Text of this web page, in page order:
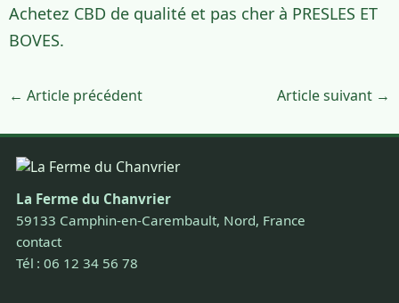
Achetez CBD de qualité et pas cher à PRESLES ET
BOVES.
← Article précédent Article suivant →
La Ferme du Chanvrier
59133 Camphin-en-Carembault, Nord, France
contact
Tél : 06 12 34 56 78